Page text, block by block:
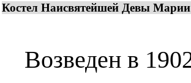
Костел Наисвятейшей Девы
Возведен в